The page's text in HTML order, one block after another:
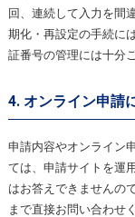
回、連続して入力を間
期化・再設定の手続に
証番号の管理には十分
4. オンライン申請
申請内容やオンライン
ては、申請サイトを運
はお答えできませんの
まで直接お問い合わせ